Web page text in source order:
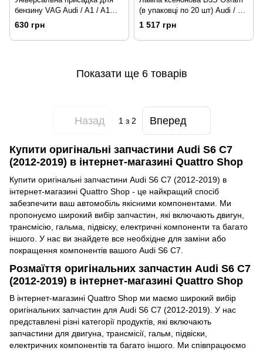
бензину VAG Audi / A1 / A1
8X1 / A3 / A3 8P / A3 8V / A3
8Y / A4 / A4 B7 / A4 B8 / A4 B9
/ A5 / A5 B8 / A5 B9 / A6 / A6
A8 D5 / Allroad / Allroad B8 /
630 грн
(в упаковці по 20 шт) Audi / A1
/ A1 8X1 / A3 / A3 8P / A4 / A4
B7 / A4 B8 / A5 / A5 B8 / A6 /
A6 C6 / A6 C7 / A7 / A7 C7 / A8
4L / R8 / R8 MK1 / S4 / S4 B8 /
1 517 грн
Показати ще 6 товарів
Назад 1з 2 Вперед
Купити оригінальні запчастини Audi S6 C7
(2012-2019) в інтернет-магазині Quattro Shop
Купити оригінальні запчастини Audi S6 C7 (2012-2019) в
інтернет-магазині Quattro Shop - це найкращий спосіб
забезпечити ваш автомобіль якісними компонентами. Ми
пропонуємо широкий вибір запчастин, які включають двигун,
трансмісію, гальма, підвіску, електричні компоненти та багато
іншого. У нас ви знайдете все необхідне для заміни або
покращення компонентів вашого Audi S6 C7.
Розмаїття оригінальних запчастин Audi S6 C7
(2012-2019) в інтернет-магазині Quattro Shop
В інтернет-магазині Quattro Shop ми маємо широкий вибір
оригінальних запчастин для Audi S6 C7 (2012-2019). У нас
представлені різні категорії продуктів, які включають
запчастини для двигуна, трансмісії, гальм, підвіски,
електричних компонентів та багато іншого. Ми співпрацюємо